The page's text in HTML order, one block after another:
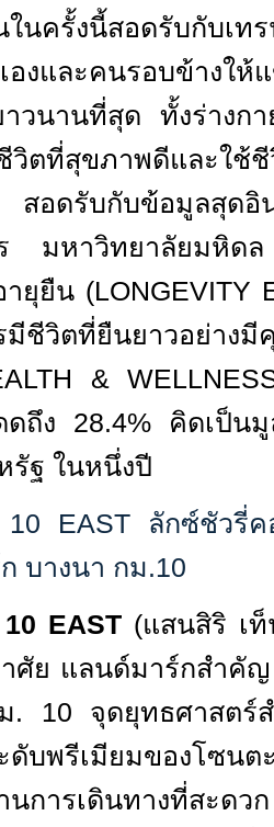
ในครั้งนี้สอดรับกับเ
องและคนรอบข้างใ
าวนานที่สุด ทั้งร่างก
วิตที่สุขภาพดีและใช้
สอดรับกับข้อมูลสุดอิ
ร มหาวิทยาลัยมหิด
ายุยืน (LONGEVITY
รมีชีวิตที่ยืนยาวอย่
&
ดถึง 28.4% คิดเป็น
รัฐ ในหนึ่งปี
10 EASTลักซ์ชัวรี่ค
บางนา กม.10
10 EAST (แสนสิริ เ
ศัย แลนด์มาร์กสำคั
. 10 จุดยุทธศาสตร์
ดับพรีเมียมของโซ
นการเดินทางที่สะด